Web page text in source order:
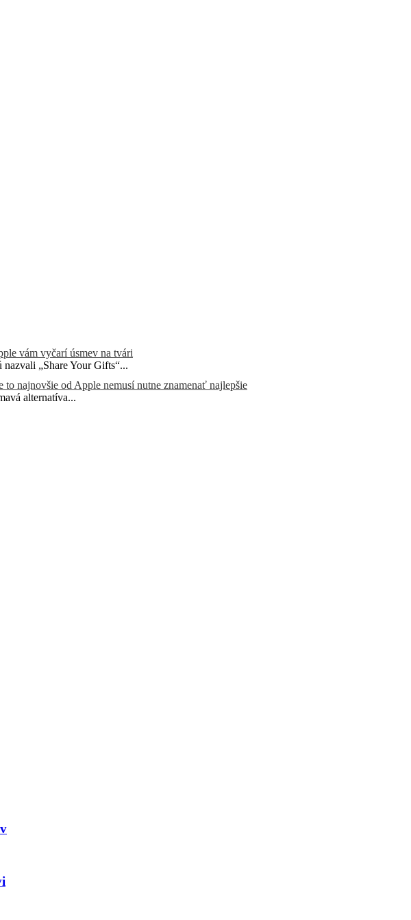
vám vyčarí úsmev na tvári
„Share Your Gifts“...
najnovšie od Apple nemusí nutne znamenať najlepšie
alternatíva...